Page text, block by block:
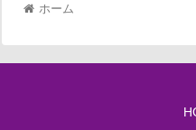
ホーム